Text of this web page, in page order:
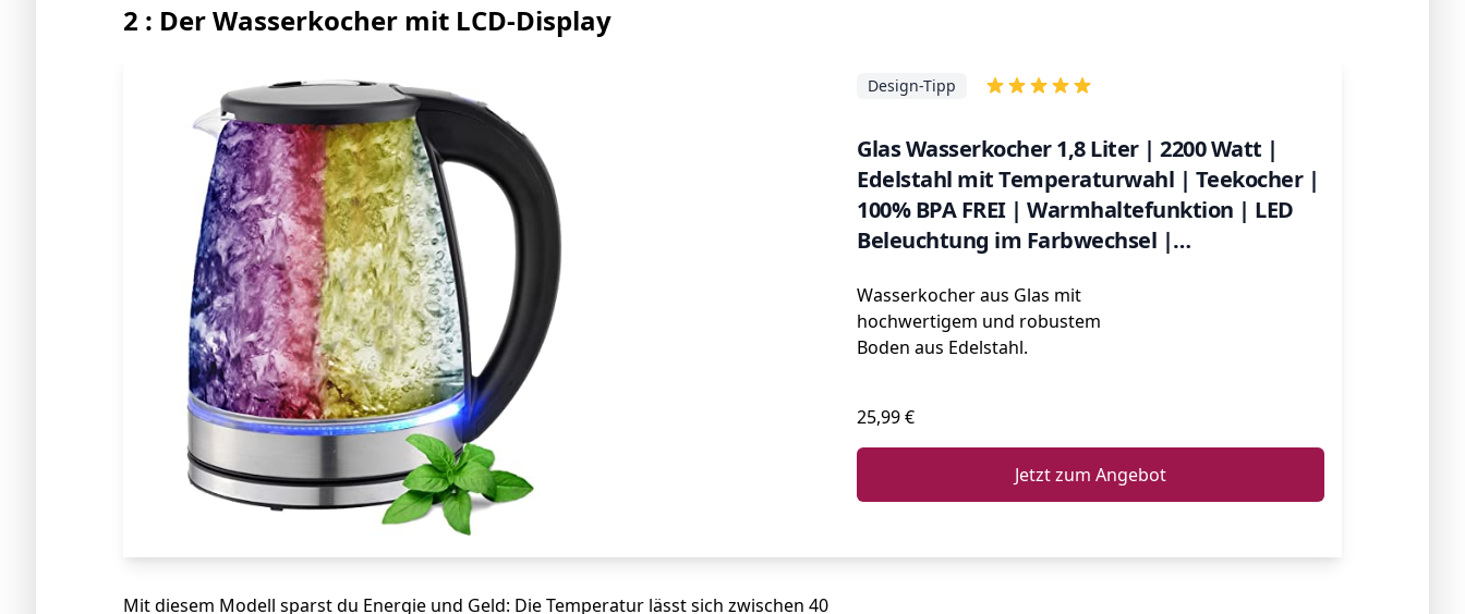
2 : Der Wasserkocher mit LCD-Display
Glas Wasserkocher 1,8 Liter | 2200 Watt |
Edelstahl mit Temperaturwahl | Teekocher |
100% BPA FREI | Warmhaltefunktion | LED
Beleuchtung im Farbwechsel |
Design-Tipp
Wasserkocher aus Glas mit
hochwertigem und robustem
Boden aus Edelstahl.
25,99 €
Jetzt zum Angebot
Mit diesem Modell sparst du Energie und Geld: Die Temperatur lässt sich zwischen 40